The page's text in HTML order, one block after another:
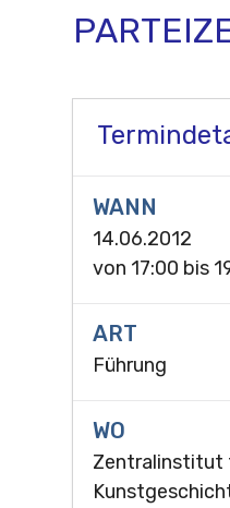
WANN
14.06.2012
von 17:00 bis
ART
Führung
WO
Zentralinstitut